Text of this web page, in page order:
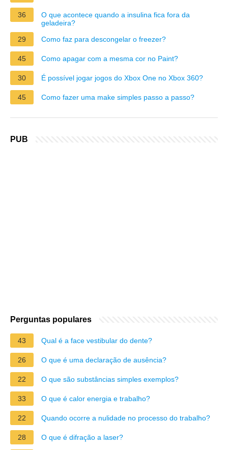
36
O que acontece quando a insulina fica fora da
geladeira?
29
Como faz para descongelar o freezer?
45 Como apagar com a mesma cor no Paint?
30 É possível jogar jogos do Xbox One no Xbox 360?
45 Como fazer uma make simples passo a passo?
PUB
Perguntas populares
43 Qual é a face vestibular do dente?
26 O que é uma declaração de ausência?
22 O que são substâncias simples exemplos?
33 O que é calor energia e trabalho?
22 Quando ocorre a nulidade no processo do trabalho?
28 O que é difração a laser?